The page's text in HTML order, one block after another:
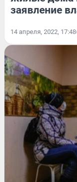
заявление
14 апреля, 2022, 17:48